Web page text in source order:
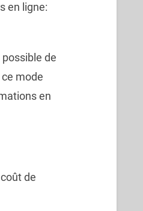
en ligne:
de
mode
en
de